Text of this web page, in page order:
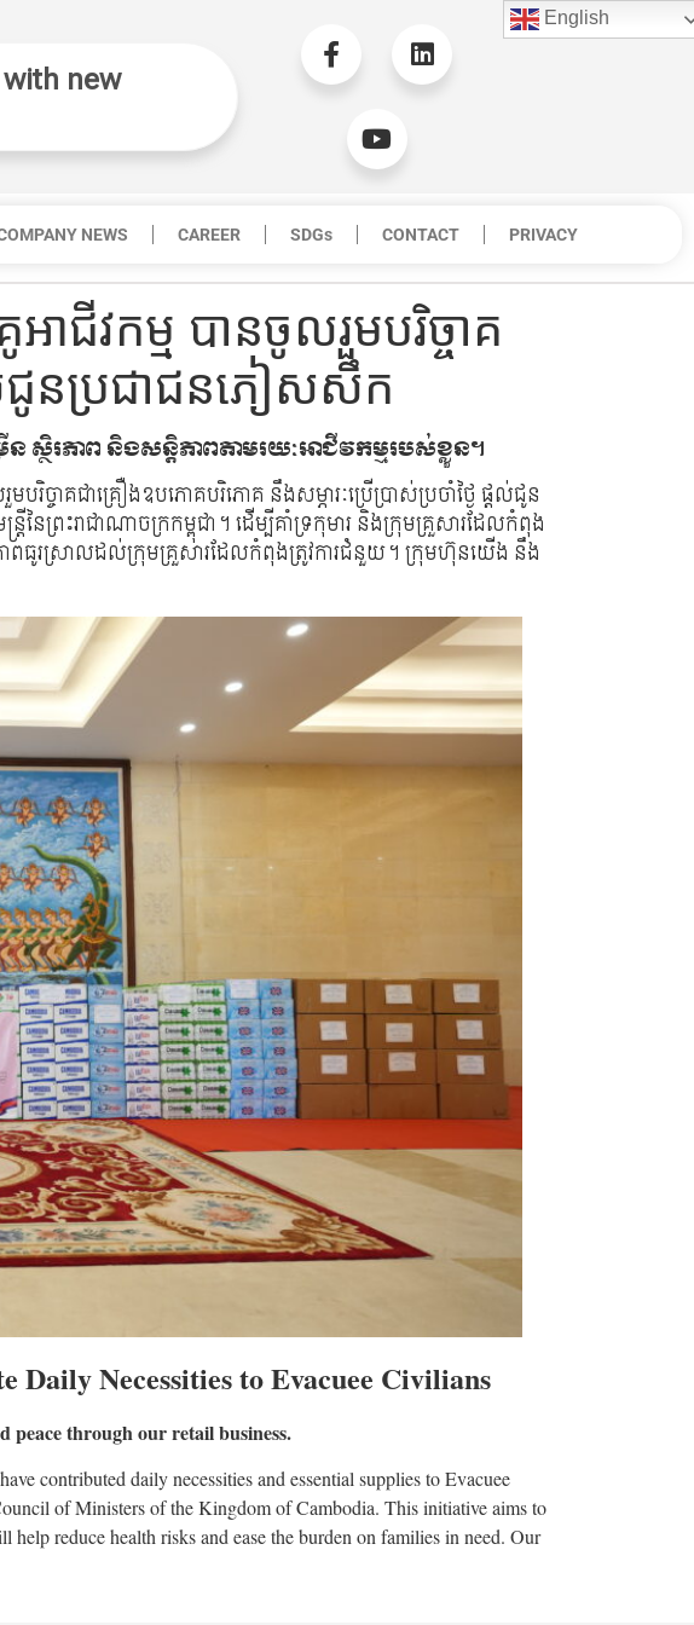
new
English
NEWS CAREER SDGs CONTACT PRIVACY
វកម្ម បានចូលរួមបរិច្ចាគ
ល់ជូនប្រជាជនភៀសសឹក
ថិរភាព និងសន្តិភាពតាមរយៈអាជីវកម្មរបស់ខ្លួន។
ាគជាគ្រឿងឧបភោគបរិភោគ នឹងសម្ភារៈប្រើប្រាស់ប្រចាំថ្ងៃ ផ្តល់ជូន
នៃព្រះរាជាណាចក្រកម្ពុជា។​ ដើម្បីគាំទ្រកុមារ និងក្រុមគ្រួសារដែលកំពុង
ធូរស្រាលដល់ក្រុមគ្រួសារដែលកំពុងត្រូវការជំនួយ។ ក្រុមហ៊ុនយើង នឹង
Necessities to Evacuee Civilians
peace through our retail business.
contributed daily necessities and essential supplies to Evacuee
of Ministers of the Kingdom of Cambodia. This initiative aims to
reduce health risks and ease the burden on families in need. Our